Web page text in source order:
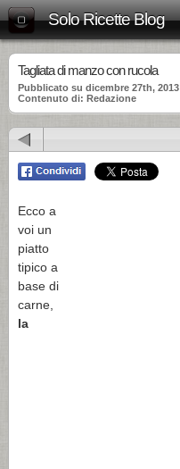
Solo Ricette Blog
Tagliata di manzo con rucola
Pubblicato su dicembre 27th, 2013
Contenuto di: Redazione
Ecco a
voi un
piatto
tipico a
base di
carne,
la